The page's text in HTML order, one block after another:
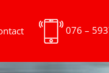
076 –